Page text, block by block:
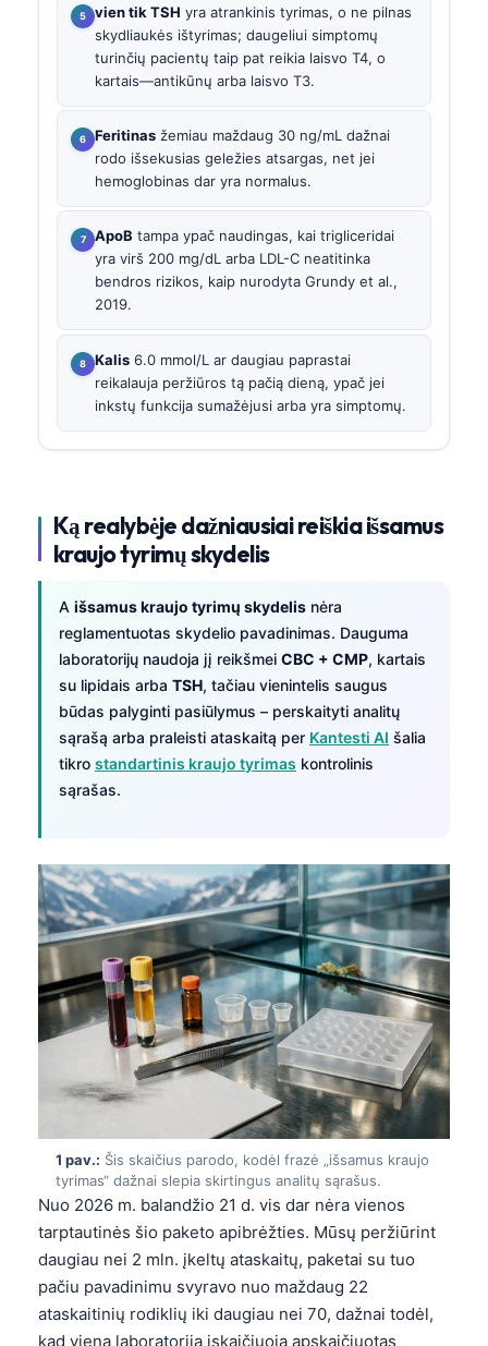
vien tik TSH yra atrankinis tyrimas, o ne pilnas
skydliaukės ištyrimas; daugeliui simptomų
turinčių pacientų taip pat reikia laisvo T4, o
kartais—antikūnų arba laisvo T3.
Feritinas žemiau maždaug 30 ng/mL dažnai
rodo išsekusias geležies atsargas, net jei
hemoglobinas dar yra normalus.
ApoB tampa ypač naudingas, kai trigliceridai
yra virš 200 mg/dL arba LDL-C neatitinka
bendros rizikos, kaip nurodyta Grundy et al.,
2019.
Kalis 6.0 mmol/L ar daugiau paprastai
reikalauja peržiūros tą pačią dieną, ypač jei
inkstų funkcija sumažėjusi arba yra simptomų.
Ką realybėje dažniausiai reiškia išsamus
kraujo tyrimų skydelis
A išsamus kraujo tyrimų skydelis nėra
reglamentuotas skydelio pavadinimas. Dauguma
laboratorijų naudoja jį reikšmei CBC + CMP, kartais
su lipidais arba TSH, tačiau vienintelis saugus
būdas palyginti pasiūlymus – perskaityti analitų
sąrašą arba praleisti ataskaitą per Kantesti AI šalia
tikro standartinis kraujo tyrimas kontrolinis
sąrašas.
1 pav.: Šis skaičius parodo, kodėl frazė „išsamus kraujo
tyrimas“ dažnai slepia skirtingus analitų sąrašus.
Nuo 2026 m. balandžio 21 d. vis dar nėra vienos
tarptautinės šio paketo apibrėžties. Mūsų peržiūrint
daugiau nei 2 mln. įkeltų ataskaitų, paketai su tuo
pačiu pavadinimu svyravo nuo maždaug 22
ataskaitinių rodiklių iki daugiau nei 70, dažnai todėl,
kad viena laboratorija įskaičiuoja apskaičiuotas